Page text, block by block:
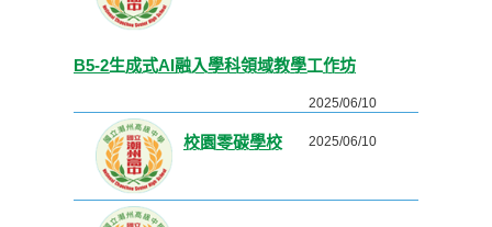
B5-2生成式AI融入學科領域教學工作坊
2025/06/10
校園零碳學校 2025/06/10